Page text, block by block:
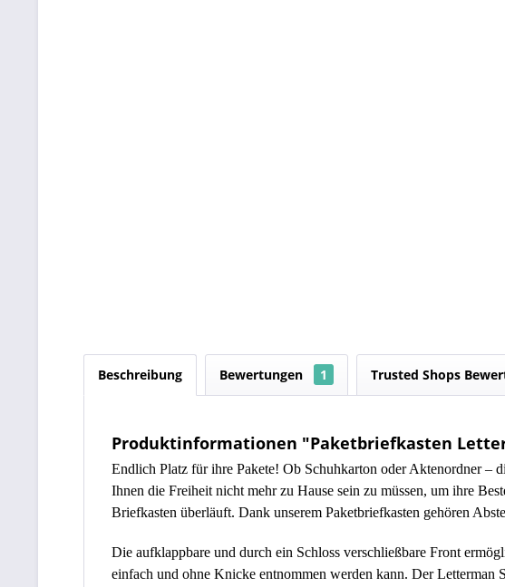
Beschreibung Bewertungen 1 Trusted Shops
Produktinformationen "Paketbriefkasten
Endlich Platz für ihre Pakete! Ob Schuhkarton oder Aktenordner –
Ihnen die Freiheit nicht mehr zu Hause sein zu müssen, um ihre
Briefkasten überläuft. Dank unserem Paketbriefkasten gehören
Die aufklappbare und durch ein Schloss verschließbare Front
einfach und ohne Knicke entnommen werden kann. Der Letterman